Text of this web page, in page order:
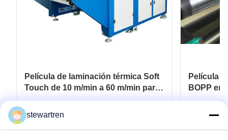
Película de laminación térmica Soft
Touch de 10 m/min a 60 m/min para
embalaje flexible
Consiga el mejor precio
Película
BOPP en
para
papel y
stewartren